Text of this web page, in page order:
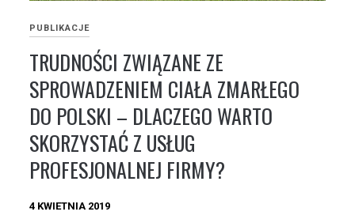
PUBLIKACJE
TRUDNOŚCI ZWIĄZANE ZE
SPROWADZENIEM CIAŁA ZMARŁEGO
DO POLSKI – DLACZEGO WARTO
SKORZYSTAĆ Z USŁUG
PROFESJONALNEJ FIRMY?
4 KWIETNIA 2019